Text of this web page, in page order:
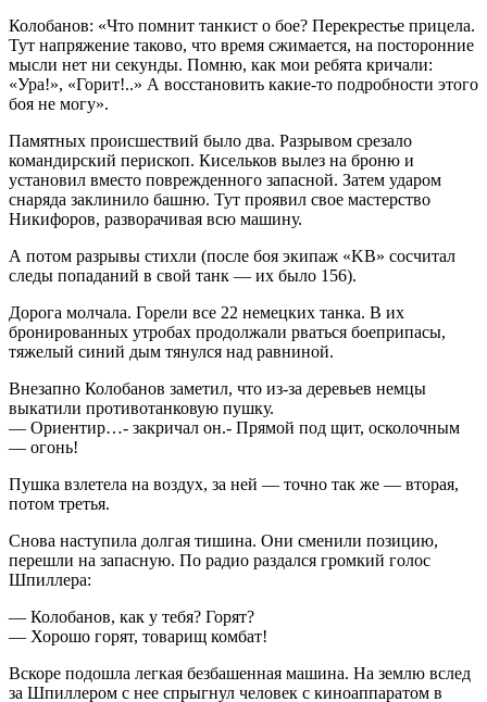
Колобанов: «Что помнит танкист о бое? Перекрестье прицела.
Тут напряжение таково, что время сжимается, на посторонние
мысли нет ни секунды. Помню, как мои ребята кричали:
«Ура!», «Горит!..» А восстановить какие-то подробности этого
боя не могу».
Памятных происшествий было два. Разрывом срезало
командирский перископ. Кисельков вылез на броню и
установил вместо поврежденного запасной. Затем ударом
снаряда заклинило башню. Тут проявил свое мастерство
Никифоров, разворачивая всю машину.
А потом разрывы стихли (после боя экипаж «KB» сосчитал
следы попаданий в свой танк — их было 156).
Дорога молчала. Горели все 22 немецких танка. В их
бронированных утробах продолжали рваться боеприпасы,
тяжелый синий дым тянулся над равниной.
Внезапно Колобанов заметил, что из-за деревьев немцы
выкатили противотанковую пушку.
— Ориентир…- закричал он.- Прямой под щит, осколочным
— огонь!
Пушка взлетела на воздух, за ней — точно так же — вторая,
потом третья.
Снова наступила долгая тишина. Они сменили позицию,
перешли на запасную. По радио раздался громкий голос
Шпиллера:
— Колобанов, как у тебя? Горят?
— Хорошо горят, товарищ комбат!
Вскоре подошла легкая безбашенная машина. На землю вслед
за Шпиллером с нее спрыгнул человек с киноаппаратом в